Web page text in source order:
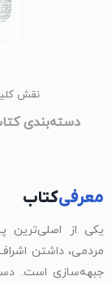
نقش
دسته‌بندی
معرفیکتاب
یکی از اصلی‌ترین
مردمی، داشتن
جبهه‌سازی است.